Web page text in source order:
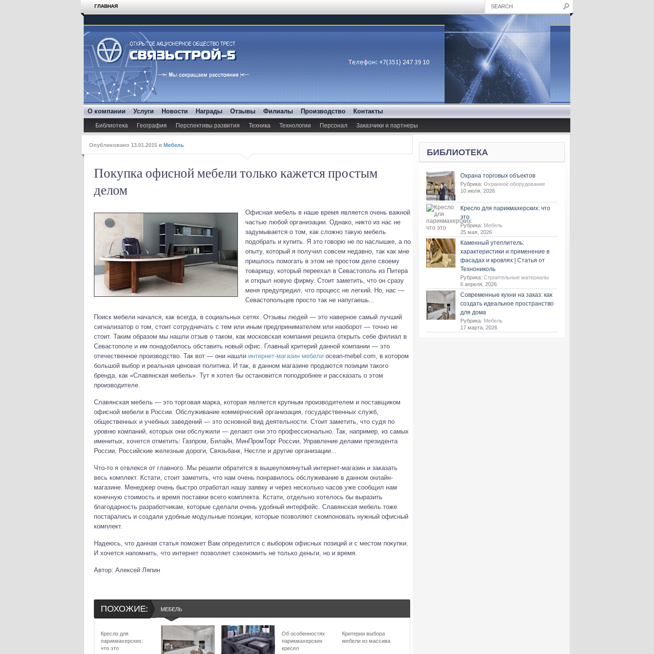
ГЛАВНАЯ
О компании Услуги Новости Награды Отзывы Филиалы Производство Контакты
Библиотека География Перспективы развития Техника Технологии Персонал Заказчики и партнеры
Опубликовано 13.01.2015 в Мебель
Покупка офисной мебели только кажется простым
делом
Офисная мебель в наше время является очень важной
частью любой организации. Однако, никто из нас не
задумывается о том, как сложно такую мебель
подобрать и купить. Я это говорю не по наслышке, а по
опыту, который я получил совсем недавно, так как мне
пришлось помогать в этом не простом деле своему
товарищу, который переехал в Севастополь из Питера
и открыл новую фирму. Стоит заметить, что он сразу
меня предупредил, что процесс не легкий. Но, нас —
Севастопольцев просто так не напугаешь...
Поиск мебели начался, как всегда, в социальных сетях. Отзывы людей — это наверное самый лучший
сигнализатор о том, стоит сотрудничать с тем или иным предпринимателем или наоборот — точно не
стоит. Таким образом мы нашли отзыв о таком, как московская компания решила открыть себе филиал в
Севастополе и им понадобилось обставить новый офис. Главный критерий данной компании — это
отечественное производство. Так вот — они нашли интернет-магазин мебели ocean-mebel.com, в котором
большой выбор и реальная ценовая политика. И так, в данном магазине продаются позиции такого
бренда, как «Славянская мебель». Тут я хотел бы остановится поподробнее и рассказать о этом
производителе.
Славянская мебель — это торговая марка, которая является крупным производителем и поставщиком
офисной мебели в России. Обслуживание коммерческий организация, государственных служб,
общественных и учебных заведений — это основной вид деятельности. Стоит заметить, что судя по
уровню компаний, которых они обслужили — делают они это профессионально. Так, например, из самых
именитых, хочется отметить: Газпром, Билайн, МинПромТорг России, Управление делами президента
России, Российские железные дороги, Связьбанк, Нестле и другие организации...
Что-то я отвлекся от главного. Мы решили обратится в вышеупомянутый интернет-магазин и заказать
весь комплект. Кстати, стоит заметить, что нам очень понравилось обслуживание в данном онлайн-
магазине. Менеджер очень быстро отработал нашу заявку и через несколько часов уже сообщил нам
конечную стоимость и время поставки всего комплекта. Кстати, отдельно хотелось бы выразить
благодарность разработчикам, которые сделали очень удобный интерфейс. Славянская мебель тоже
постарались и создали удобные модульные позиции, которые позволяют скомпоновать нужный офисный
комплект.
Надеюсь, что данная статья поможет Вам определится с выбором офисных позиций и с местом покупки.
И хочется напомнить, что интернет позволяет сэкономить не только деньги, но и время.
Автор: Алексей Ляпин
ПОХОЖИЕ: МЕБЕЛЬ
Кресло для
парикмахерских:
что это
Об особенностях
парикмахерских
кресел
Критерии выбора
мебели из массива
БИБЛИОТЕКА
Охрана торговых объектов
Рубрика: Охранное оборудование
10 июля, 2026
Кресло для парикмахерских: что
это
Рубрика: Мебель
25 мая, 2026
Каменный утеплитель:
характеристики и применение в
фасадах и кровлях | Статья от
Технониколь
Рубрика: Строительные материалы
6 апреля, 2026
Современные кухни на заказ: как
создать идеальное пространство
для дома
Рубрика: Мебель
17 марта, 2026